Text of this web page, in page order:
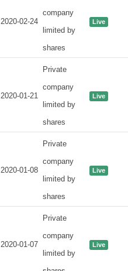
2020-02-24
company
limited by
shares
Live
2020-01-21
Private
company
limited by
shares
Live
2020-01-08
Private
company
limited by
shares
Live
2020-01-07
Private
company
limited by
Live